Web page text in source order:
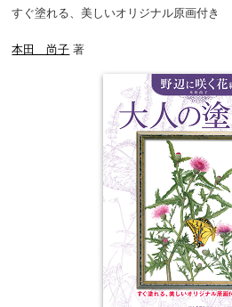
すぐ塗れる、美しいオリジナル原画付き
本田 尚子 著